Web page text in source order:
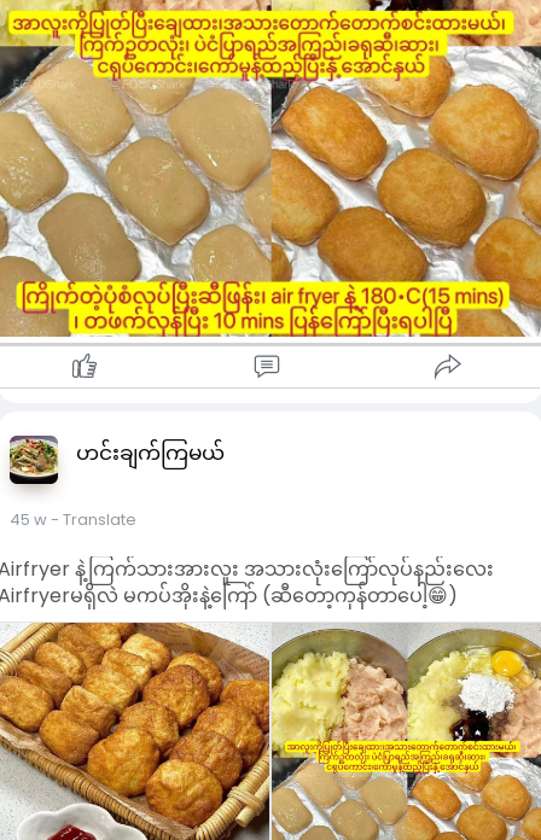
ဟင်းချက်ကြမယ်
45 w- Translate
နဲ့ကြက်သားအားလူး အသားလုံးကြော်လုပ်နည်းလေး
မရှိလဲ မကပ်အိုးနဲ့ကြော် (ဆီတော့ကုန်တာပေါ့😁)